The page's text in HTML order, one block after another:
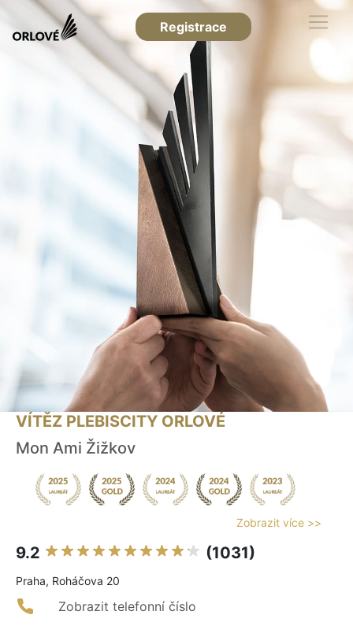
Registrace
VÍTĚZ PLEBISCITY ORLOVÉ
Mon Ami Žižkov
Zobrazit více >>
9.2 (1031)
Praha, Roháčova 20
Zobrazit telefonní číslo